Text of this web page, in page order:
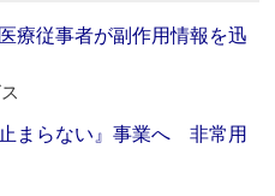
療従事者が副作用情報を迅
まらない』事業へ 非常用